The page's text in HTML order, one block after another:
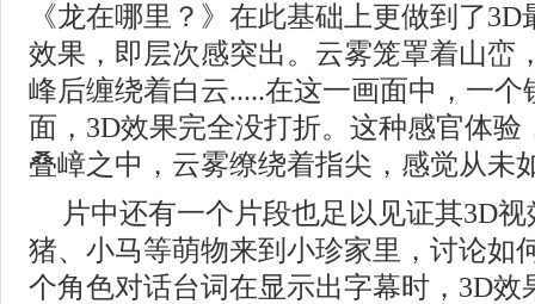
《龙在哪里？》在此基础上更做到了
效果，即层次感突出。云雾笼罩着山峦
峰后缠绕着白云.....在这一画面中，一
面，3D效果完全没打折。这种感官体验
叠嶂之中，云雾缭绕着指尖，感觉从未
片中还有一个片段也足以见证其3D
猪、小马等萌物来到小珍家里，讨论如
个角色对话台词在显示出字幕时，3D效